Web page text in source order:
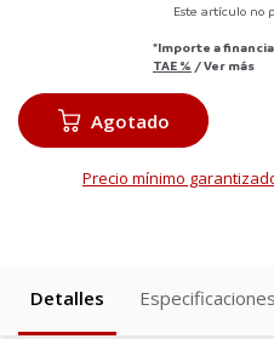
Este artículo no
*Importe a
TAE % /Ver más
Agotado
Precio mínimo
Detalles Especificaciones